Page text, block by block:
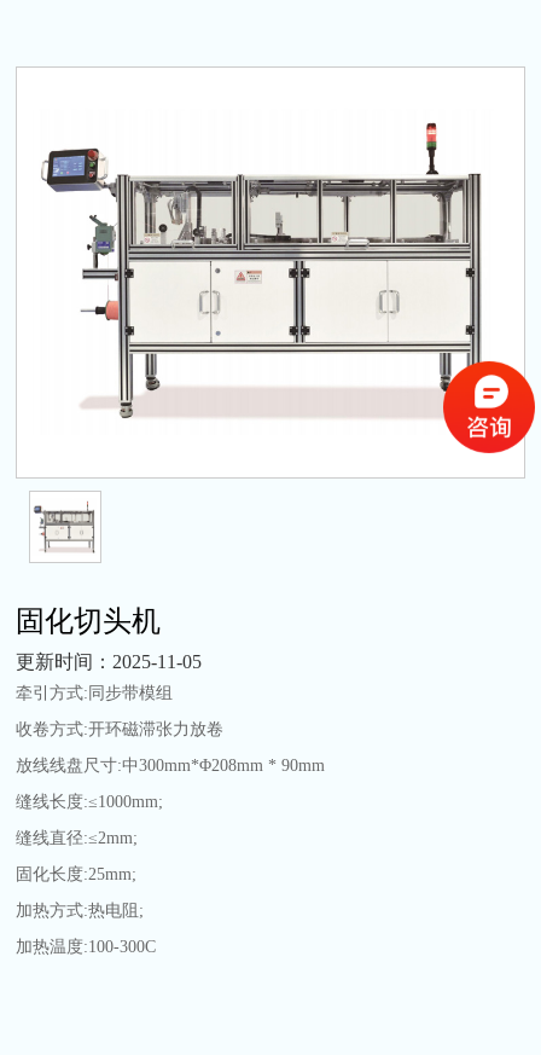
固化切头机
更新时间：2025-11-05
牵引方式:同步带模组
收卷方式:开环磁滞张力放卷
放线线盘尺寸:中300mm*Φ208mm * 90mm
缝线长度:≤1000mm;
缝线直径:≤2mm;
固化长度:25mm;
加热方式:热电阻;
加热温度:100-300C